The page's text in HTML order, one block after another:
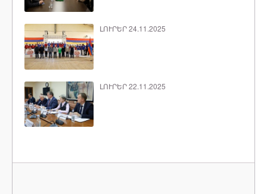
ԼՈՒՐԵՐ 24.11.2025
ԼՈՒՐԵՐ 22.11.2025